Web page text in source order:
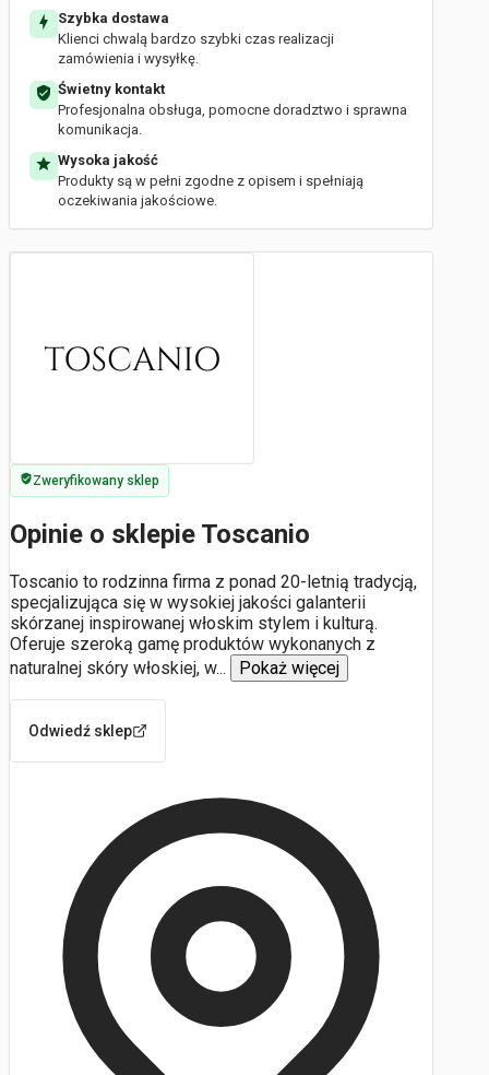
Szybka dostawa
Klienci chwalą bardzo szybki czas realizacji
zamówienia i wysyłkę.
Świetny kontakt
Profesjonalna obsługa, pomocne doradztwo i sprawna
komunikacja.
Wysoka jakość
Produkty są w pełni zgodne z opisem i spełniają
oczekiwania jakościowe.
Zweryfikowany sklep
Opinie o sklepie Toscanio
Toscanio to rodzinna firma z ponad 20-letnią tradycją,
specjalizująca się w wysokiej jakości galanterii
skórzanej inspirowanej włoskim stylem i kulturą.
Oferuje szeroką gamę produktów wykonanych z
naturalnej skóry włoskiej, w... Pokaż więcej
Odwiedź sklep